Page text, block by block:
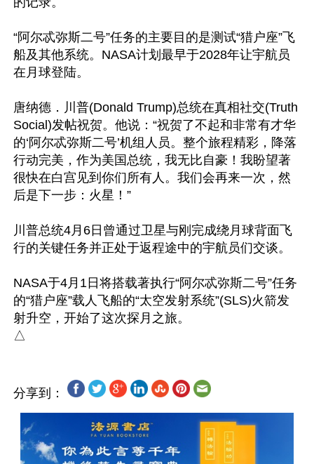
“阿尔忒弥斯二号”任务的主要目的是测试“猎户座”飞
船及其他系统。NASA计划最早于2028年让宇航员
在月球登陆。
唐纳德．川普(Donald Trump)总统在真相社交(Truth
Social)发帖祝贺。他说：“祝贺了不起和非常有才华
的‘阿尔忒弥斯二号’机组人员。整个旅程精彩，降落
行动完美，作为美国总统，我无比自豪！我盼望著
很快在白宫见到你们所有人。我们会再来一次，然
后是下一步：火星！”
川普总统4月6日曾通过卫星与刚完成绕月球背面飞
行的关键任务并正处于返程途中的宇航员们交谈。
NASA于4月1日将搭载著执行“阿尔忒弥斯二号”任务
的“猎户座”载人飞船的“太空发射系统”(SLS)火箭发
射升空，开始了这次探月之旅。
分享到：